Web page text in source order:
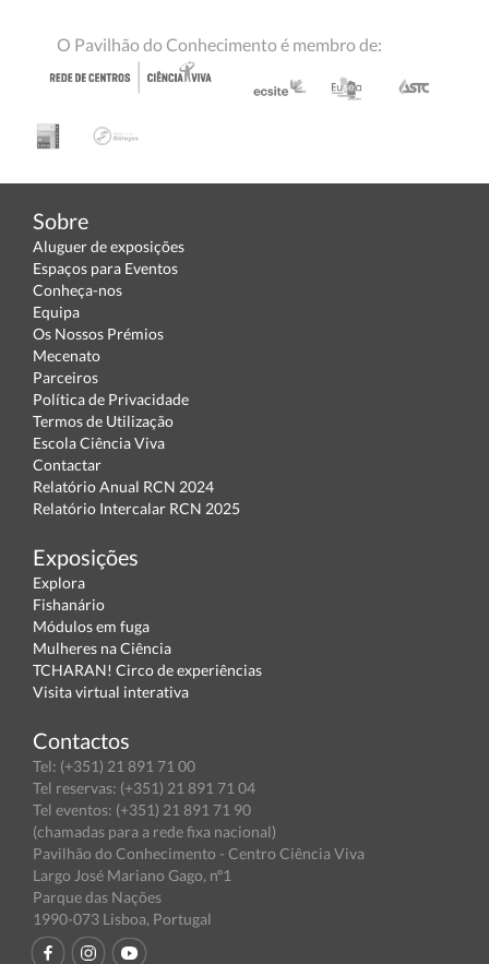
O Pavilhão do Conhecimento é membro de:
Sobre
Aluguer de exposições
Espaços para Eventos
Conheça-nos
Equipa
Os Nossos Prémios
Mecenato
Parceiros
Política de Privacidade
Termos de Utilização
Escola Ciência Viva
Contactar
Relatório Anual RCN 2024
Relatório Intercalar RCN 2025
Exposições
Explora
Fishanário
Módulos em fuga
Mulheres na Ciência
TCHARAN! Circo de experiências
Visita virtual interativa
Contactos
Tel: (+351) 21 891 71 00
Tel reservas: (+351) 21 891 71 04
Tel eventos: (+351) 21 891 71 90
(chamadas para a rede fixa nacional)
Pavilhão do Conhecimento - Centro Ciência Viva
Largo José Mariano Gago, nº1
Parque das Nações
1990-073 Lisboa, Portugal